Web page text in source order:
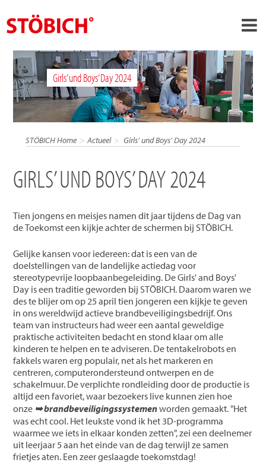
›
NL
›
Over ons
›
Oplossingen
Actueel
Girls’ und Boys’ Day 2024
STÖBICH Home Actueel Girls’ und Boys’ Day 2024
GIRLS’ UND BOYS’ DAY 2024
Tien jongens en meisjes namen dit jaar tijdens de Dag van
de Toekomst een kijkje achter de schermen bij STÖBICH.
Gelijke kansen voor iedereen: dat is een van de
doelstellingen van de landelijke actiedag voor
stereotypevrije loopbaanbegeleiding. De Girls' and Boys'
Day is een traditie geworden bij STÖBICH. Daarom waren we
des te blijer om op 25 april tien jongeren een kijkje te geven
in ons wereldwijd actieve brandbeveiligingsbedrijf. Ons
team van instructeurs had weer een aantal geweldige
praktische activiteiten bedacht en stond klaar om alle
kinderen te helpen en te adviseren. De tentakelrobots en
fakkels waren erg populair, net als het markeren en
centreren, computerondersteund ontwerpen en de
schakelmuur. De verplichte rondleiding door de productie is
altijd een favoriet, waar bezoekers live kunnen zien hoe
onze ➥ brandbeveiligingssystemenworden gemaakt. "Het
was echt cool. Het leukste vond ik het 3D-programma
waarmee we iets in elkaar konden zetten", zei een deelnemer
uit leerjaar 5 aan het einde van de dag terwijl ze samen
frietjes aten. Een zeer geslaagde toekomstdag!